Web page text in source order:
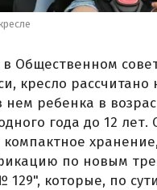
Общественном
кресло рассчитано
ребенка в
года до 12 лет.
компактное
по новым
которые, по